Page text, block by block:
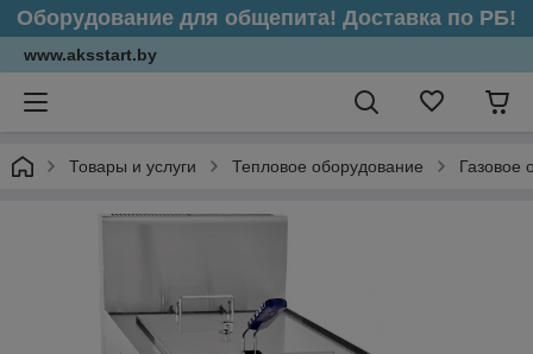
Оборудование для общепита! Доставка по РБ!
www.aksstart.by
Товары и услуги Тепловое оборудование Газовое